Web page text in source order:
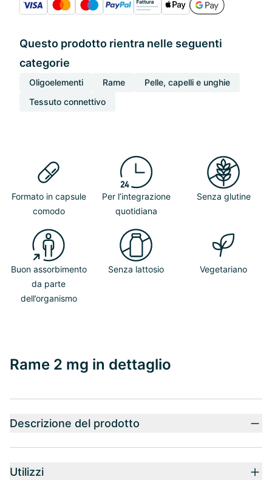
Questo prodotto rientra nelle seguenti
categorie
Oligoelementi Rame
Pelle, capelli e unghie
Tessuto connettivo
Formato in capsule
comodo
Per l’integrazione
quotidiana
Senza glutine
Buon assorbimento
da parte
dell’organismo
Senza lattosio Vegetariano
Rame 2 mg in dettaglio
Descrizione del prodotto
Utilizzi